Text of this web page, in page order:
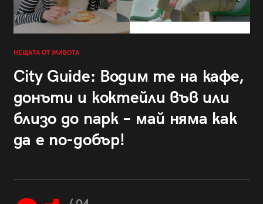
НЕЩАТА ОТ ЖИВОТА
City Guide: Водим те на кафе,
донъти и коктейли във или
близо до парк – май няма как
да е по-добър!